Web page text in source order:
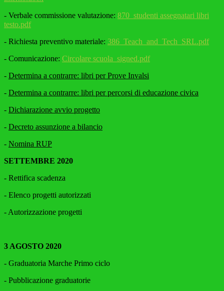
- Verbale commissione valutazione: 870_studenti assegnatari libri
testo.pdf
- Richiesta preventivo materiale: 386_Teach_and_Tech_SRL.pdf
- Comunicazione: Circolare scuola_signed.pdf
- Determina a contrarre: libri per Prove Invalsi
- Determina a contrarre: libri per percorsi di educazione civica
- Dichiarazione avvio progetto
- Decreto assunzione a bilancio
- Nomina RUP
SETTEMBRE 2020
- Rettifica scadenza
- Elenco progetti autorizzati
- Autorizzazione progetti
3 AGOSTO 2020
- Graduatoria Marche Primo ciclo
- Pubblicazione graduatorie